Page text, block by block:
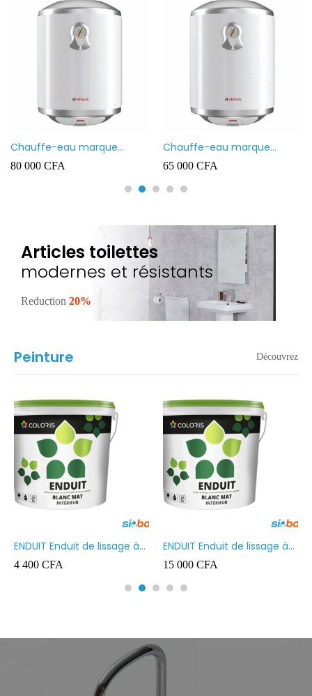
Chauffe-eau marque
VENUS 80L
80 000 CFA
Chauffe-eau marque
VENUS 50L
65 000 CFA
Articles toilettes
modernes et résistants
Reduction 20%
Peinture Découvrez
ENDUIT Enduit de lissage à
base d’émulsion en phase
aqueuse 5kg
4 400 CFA
ENDUIT Enduit de lissage à
base d’émulsion en phase
aqueuse 20kg
15 000 CFA